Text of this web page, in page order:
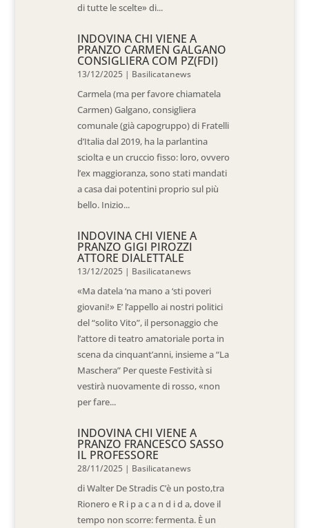
di tutte le scelte» di...
INDOVINA CHI VIENE A
PRANZO CARMEN GALGANO
CONSIGLIERA COM PZ(FDI)
13/12/2025 | Basilicatanews
Carmela (ma per favore chiamatela
Carmen) Galgano, consigliera
comunale (già capogruppo) di Fratelli
d’Italia dal 2019, ha la parlantina
sciolta e un cruccio fisso: loro, ovvero
l’ex maggioranza, sono stati mandati
a casa dai potentini proprio sul più
bello. Inizio...
INDOVINA CHI VIENE A
PRANZO GIGI PIROZZI
ATTORE DIALETTALE
13/12/2025 | Basilicatanews
«Ma datela ‘na mano a ‘sti poveri
giovani!» E’ l’appello ai nostri politici
del “solito Vito”, il personaggio che
l’attore di teatro amatoriale porta in
scena da cinquant’anni, insieme a “La
Maschera” Per queste Festività si
vestirà nuovamente di rosso, «non
per fare...
INDOVINA CHI VIENE A
PRANZO FRANCESCO SASSO
IL PROFESSORE
28/11/2025 | Basilicatanews
di Walter De Stradis C’è un posto,tra
Rionero e R i p a c a n d i d a, dove il
tempo non scorre: fermenta. È un